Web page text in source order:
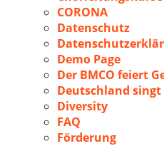
CORONA
Datenschutz
Demo Page
Der BMCO feiert
Deutschland singt
Diversity
FAQ
Förderung